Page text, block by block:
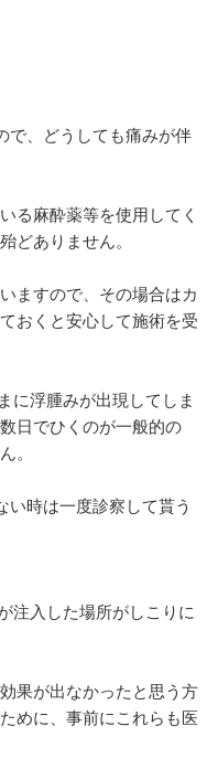
で、どうしても痛みが伴
る麻酔薬等を使用してく
どありません。
ますので、その場合はカ
おくと安心して施術を受
に浮腫みが出現してしま
日でひくのが一般的の
。
い時は一度診察して貰う
注入した場所がしこりに
果が出なかったと思う方
めに、事前にこれらも医